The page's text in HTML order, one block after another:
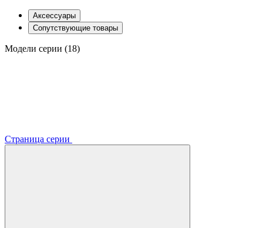
Аксессуары
Сопутствующие товары
Модели серии (18)
Страница серии